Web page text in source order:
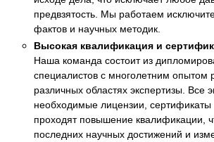
предвзятость. Мы работаем
фактов и научных методик.
Высокая квалификация и
Наша команда состоит из
специалистов с многолетним опытом
различных областях экспертизы. Все
необходимые лицензии, сертификаты
проходят повышение квалификации,
последних научных достижений и